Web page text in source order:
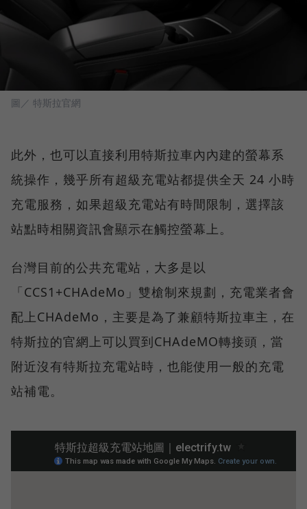
圖／ 特斯拉官網
此外，也可以直接利用特斯拉車內內建的螢幕系
統操作，幾乎所有超級充電站都提供全天 24 小時
充電服務，如果超級充電站有時間限制，選擇該
站點時相關資訊會顯示在觸控螢幕上。
台灣目前的公共充電站，大多是以
「CCS1+CHAdeMo」雙槍制來規劃，充電業者會
配上CHAdeMo，主要是為了兼顧特斯拉車主，在
特斯拉的官網上可以買到CHAdeMO轉接頭，當
附近沒有特斯拉充電站時，也能使用一般的充電
站補電。